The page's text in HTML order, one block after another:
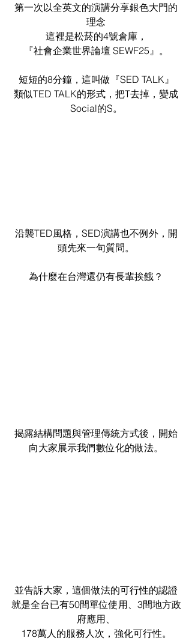
第一次以全英文的演講分享銀色大門的
理念
這裡是松菸的4號倉庫，
『社會企業世界論壇 SEWF25』。
短短的8分鐘，這叫做『SED TALK』
類似TED TALK的形式，把T去掉，變成
Social的S。
沿襲TED風格，SED演講也不例外，開
頭先來一句質問。
為什麼在台灣還仍有長輩挨餓？
揭露結構問題與管理傳統方式後，開始
向大家展示我們數位化的做法。
並告訴大家，這個做法的可行性的認證
就是全台已有50間單位使用、3間地方政
府應用、
178萬人的服務人次，強化可行性。